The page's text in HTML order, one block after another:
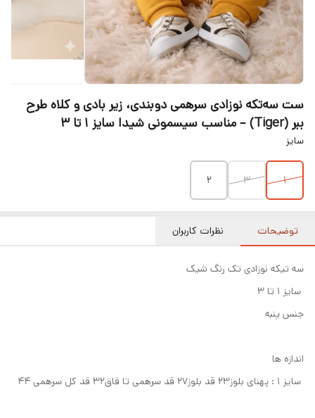
ست سه‌تکه نوزادی سرهمی دوبندی، زیر بادی و کلاه طرح
ببر (Tiger) – مناسب سیسمونی شیدا سایز ۱ تا ۳
سایز
۱ ۳ 2
توضیحات نظرات کاربران
سه تیکه نوزادی تک رنگ شیک
سایز ۱ تا ۳
جنس پنبه
اندازه ها
سایز ۱ : پهنای بلوز۲۳ قد بلوز۲۷ قد سرهمی تا فاق۳۲ قد کل سرهمی ۴۴